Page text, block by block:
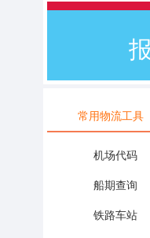
常用物流工具
机场代码
船期查询
铁路车站